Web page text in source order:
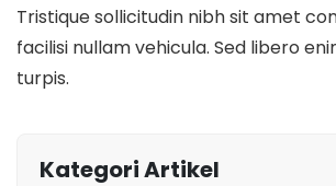
Tristique sollicitudin nibh sit amet
facilisi nullam vehicula. Sed libero
turpis.
Kategori Artikel